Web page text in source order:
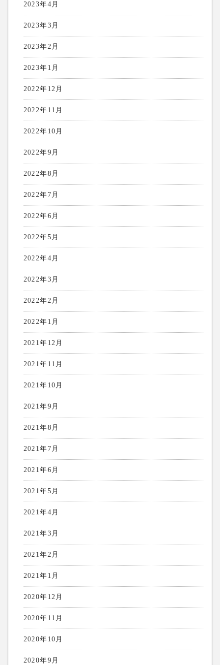
2023年4月
2023年3月
2023年2月
2023年1月
2022年12月
2022年11月
2022年10月
2022年9月
2022年8月
2022年7月
2022年6月
2022年5月
2022年4月
2022年3月
2022年2月
2022年1月
2021年12月
2021年11月
2021年10月
2021年9月
2021年8月
2021年7月
2021年6月
2021年5月
2021年4月
2021年3月
2021年2月
2021年1月
2020年12月
2020年11月
2020年10月
2020年9月